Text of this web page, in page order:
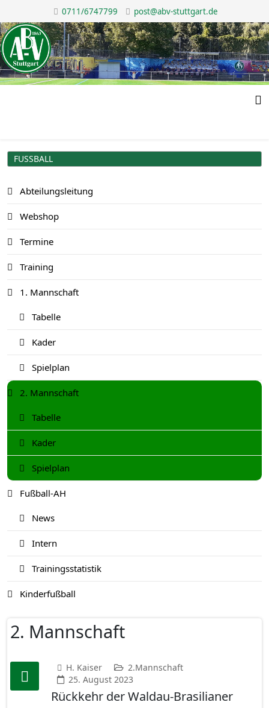
0711/6747799 post@abv-stuttgart.de
FUSSBALL
Abteilungsleitung
Webshop
Termine
Training
1. Mannschaft
Tabelle
Kader
Spielplan
2. Mannschaft
Tabelle
Kader
Spielplan
Fußball-AH
News
Intern
Trainingsstatistik
Kinderfußball
2. Mannschaft
H. Kaiser
2.Mannschaft
25. August 2023
Rückkehr der Waldau-Brasilianer